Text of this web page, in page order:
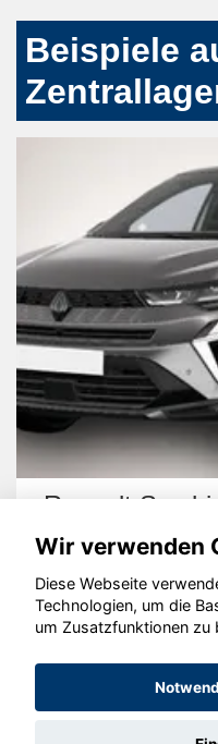
Beispiele
Renault
©
Wir verwenden
Diese Webseite
Technologien, um die
um Zusatzfunktionen zu